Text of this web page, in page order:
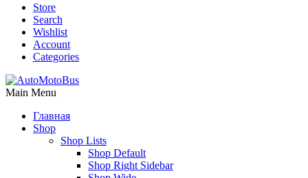
Store
Search
Wishlist
Account
Categories
Main Menu
Главная
Shop
Shop Lists
Shop Default
Shop Right Sidebar